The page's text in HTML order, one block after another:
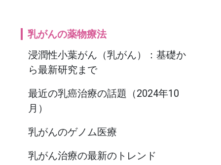
乳がんの薬物療法
浸潤性小葉がん（乳がん）：基礎か
ら最新研究まで
最近の乳癌治療の話題（2024年10
月）
乳がんのゲノム医療
乳がん治療の最新のトレンド